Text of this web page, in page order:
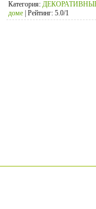
Категория:
доме | Рейтинг: 5.0/1